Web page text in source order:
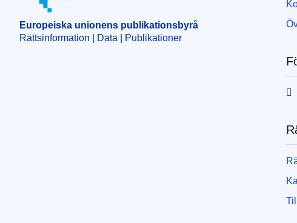
Europeiska unionens publikationsbyrå
Rättsinformation | Data | Publikationer